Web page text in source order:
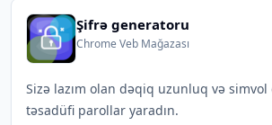
Şifrə generatoru
Chrome Veb Mağazası
Sizə lazım olan dəqiq uzunluq və
təsadüfi parollar yaradın.